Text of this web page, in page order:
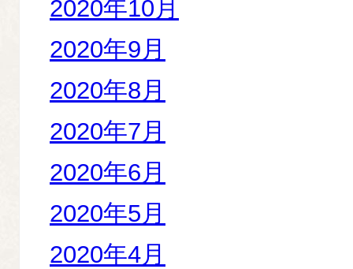
2020年10月
2020年9月
2020年8月
2020年7月
2020年6月
2020年5月
2020年4月